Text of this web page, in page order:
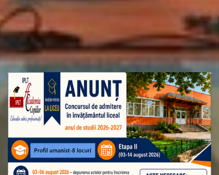
ATENȚIE! ADMITEREA ÎN CLASA A 10-A
ETAPA A II-A